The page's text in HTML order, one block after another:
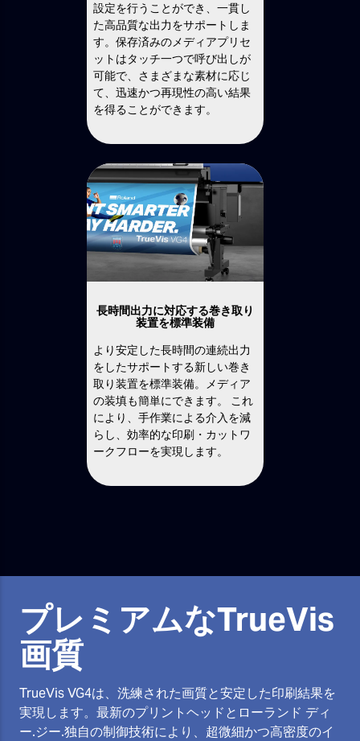
設定を行うことができ、一貫し
た高品質な出力をサポートしま
す。保存済みのメディアプリセ
ットはタッチ一つで呼び出しが
可能で、さまざまな素材に応じ
て、迅速かつ再現性の高い結果
を得ることができます。
長時間出力に対応する巻き取り
装置を標準装備
より安定した長時間の連続出力
をしたサポートする新しい巻き
取り装置を標準装備。メディア
の装填も簡単にできます。 これ
により、手作業による介入を減
らし、効率的な印刷・カットワ
ークフローを実現します。
プレミアムなTrueVis
画質
TrueVis VG4は、洗練された画質と安定した印刷結果を
実現します。最新のプリントヘッドとローランド ディ
ー.ジー.独自の制御技術により、超微細かつ高密度のイ